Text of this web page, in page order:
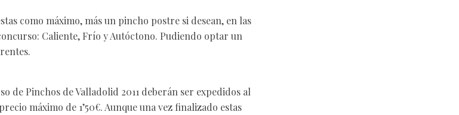
como máximo, más un pincho postre si desean, en las
Caliente, Frío y Autóctono. Pudiendo optar un
de Pinchos de Valladolid 2011 deberán ser expedidos al
máximo de 1’50€. Aunque una vez finalizado estas